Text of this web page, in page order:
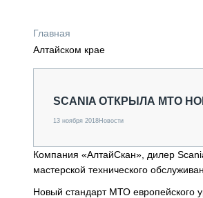
ОБЗОР РЫНКА
ГРУЗОПЕРЕВОЗКИ
ИСПЫТАТЕЛИ
ТЕХНОЛОГИИ
ДОРОЖНАЯ
СЕРВИСМЕНЫ
Главная
Алтайском крае
SCANIA ОТКРЫЛА МТО
13 ноября 2018Новости
Компания «АлтайСкан», дилер
мастерской технического
Новый стандарт МТО европейского